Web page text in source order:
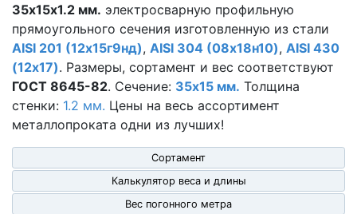
35х15х1.2 мм. электросварную профильную
прямоугольного сечения изготовленную из стали
AISI 201 (12х15г9нд), AISI 304 (08х18н10), AISI 430
(12х17). Размеры, сортамент и вес соответствуют
ГОСТ 8645-82. Сечение: 35x15 мм. Толщина
стенки: 1.2 мм. Цены на весь ассортимент
металлопроката одни из лучших!
Сортамент
Калькулятор веса и длины
Вес погонного метра